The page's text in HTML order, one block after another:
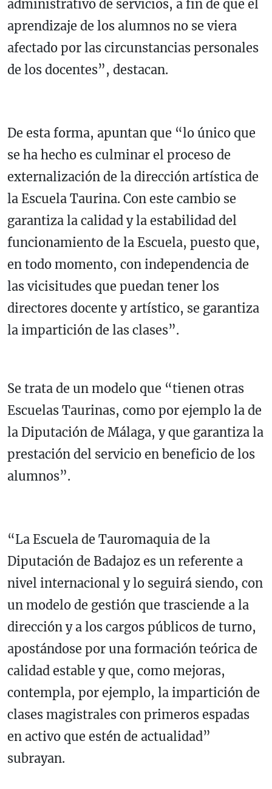
administrativo de servicios, a fin de que el
aprendizaje de los alumnos no se viera
afectado por las circunstancias personales
de los docentes”, destacan.
De esta forma, apuntan que “lo único que
se ha hecho es culminar el proceso de
externalización de la dirección artística de
la Escuela Taurina. Con este cambio se
garantiza la calidad y la estabilidad del
funcionamiento de la Escuela, puesto que,
en todo momento, con independencia de
las vicisitudes que puedan tener los
directores docente y artístico, se garantiza
la impartición de las clases”.
Se trata de un modelo que “tienen otras
Escuelas Taurinas, como por ejemplo la de
la Diputación de Málaga, y que garantiza la
prestación del servicio en beneficio de los
alumnos”.
“La Escuela de Tauromaquia de la
Diputación de Badajoz es un referente a
nivel internacional y lo seguirá siendo, con
un modelo de gestión que trasciende a la
dirección y a los cargos públicos de turno,
apostándose por una formación teórica de
calidad estable y que, como mejoras,
contempla, por ejemplo, la impartición de
clases magistrales con primeros espadas
en activo que estén de actualidad”
subrayan.